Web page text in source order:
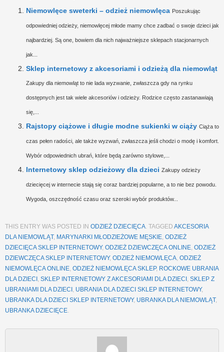
Niemowlęce sweterki – odzież niemowlęca Poszukując
odpowiedniej odzieży, niemowlęcej młode mamy chce zadbać o swoje dzieci jak
najbardziej. Są one, bowiem dla nich najważniejsze sklepach stacjonarnych
jak...
Sklep internetowy z akcesoriami i odzieżą dla niemowląt
Zakupy dla niemowląt to nie lada wyzwanie, zwłaszcza gdy na rynku
dostępnych jest tak wiele akcesoriów i odzieży. Rodzice często zastanawiają
się,...
Rajstopy ciążowe i długie modne sukienki w ciąży Ciąża to
czas pełen radości, ale także wyzwań, zwłaszcza jeśli chodzi o modę i komfort.
Wybór odpowiednich ubrań, które będą zarówno stylowe,...
Internetowy sklep odzieżowy dla dzieci Zakupy odzieży
dziecięcej w internecie stają się coraz bardziej popularne, a to nie bez powodu.
Wygoda, oszczędność czasu oraz szeroki wybór produktów...
THIS ENTRY WAS POSTED IN ODZIEŻ DZIECIĘCA. TAGGED AKCESORIA
DLA NIEMOWLĄT, MARYNARKI MŁODZIEŻOWE MĘSKIE, ODZIEŻ
DZIECIĘCA SKLEP INTERNETOWY, ODZIEŻ DZIEWCZĘCA ONLINE, ODZIEŻ
DZIEWCZĘCA SKLEP INTERNETOWY, ODZIEŻ NIEMOWLĘCA, ODZIEŻ
NIEMOWLĘCA ONLINE, ODZIEŻ NIEMOWLĘCA SKLEP, ROCKOWE UBRANIA
DLA DZIECI , SKLEP INTERNETOWY Z AKCESORIAMI DLA DZIECI , SKLEP Z
UBRANIAMI DLA DZIECI , UBRANIA DLA DZIECI SKLEP INTERNETOWY,
UBRANKA DLA DZIECI SKLEP INTERNETOWY, UBRANKA DLA NIEMOWLĄT,
UBRANKA DZIECIĘCE.